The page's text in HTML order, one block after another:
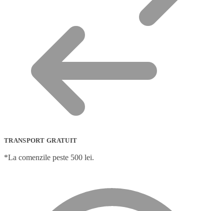
TRANSPORT GRATUIT
*La comenzile peste 500 lei.